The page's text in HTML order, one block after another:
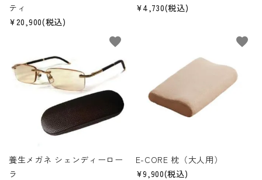
ティ
¥20,900(税込)
¥4,730(税込)
養生メガネ シェンディーロー
ラ
favorite
E-CORE 枕（大人用）
¥9,900(税込)
favorite